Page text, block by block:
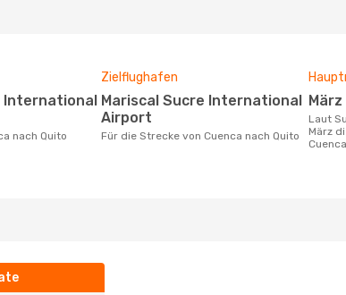
nach Quito
Zielflughafen
Mariscal Sucre International
Airport
Für die Strecke von Cuenca nach Quito
März
Laut Suchanfragen unserer Kunden ist
März